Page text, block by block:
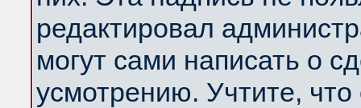
редактировал
могут сами написать о
усмотрению. Учтите,